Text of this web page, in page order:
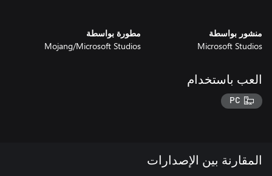
منشور بواسطة
Microsoft Studios
مطورة بواسطة
Mojang/Microsoft Studios
العب باستخدام
PC
المقارنة بين الإصدارات